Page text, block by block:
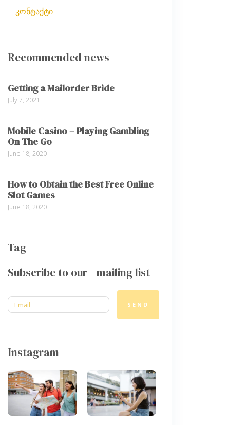
კონტაქტი
Recommended news
Getting a Mailorder Bride
July 7, 2021
Mobile Casino – Playing Gambling
On The Go
June 18, 2020
How to Obtain the Best Free Online
Slot Games
June 18, 2020
Tag
Subscribe to our mailing list
SEND
Instagram